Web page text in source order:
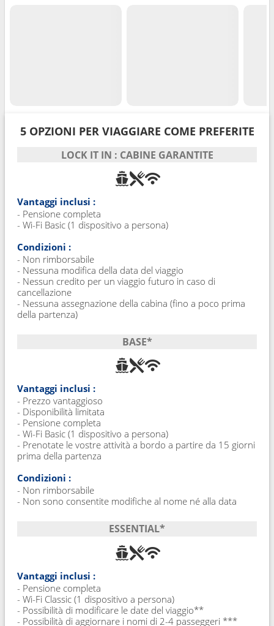
5 OPZIONI PER VIAGGIARE COME PREFERITE
LOCK IT IN : CABINE GARANTITE
Vantaggi inclusi :
- Pensione completa
- Wi-Fi Basic (1 dispositivo a persona)
Condizioni :
- Non rimborsabile
- Nessuna modifica della data del viaggio
- Nessun credito per un viaggio futuro in caso di
cancellazione
- Nessuna assegnazione della cabina (fino a poco prima
della partenza)
BASE*
Vantaggi inclusi :
- Prezzo vantaggioso
- Disponibilità limitata
- Pensione completa
- Wi-Fi Basic (1 dispositivo a persona)
- Prenotate le vostre attività a bordo a partire da 15 giorni
prima della partenza
Condizioni :
- Non rimborsabile
- Non sono consentite modifiche al nome né alla data
ESSENTIAL*
Vantaggi inclusi :
- Pensione completa
- Wi-Fi Classic (1 dispositivo a persona)
- Possibilità di modificare le date del viaggio**
- Possibilità di aggiornare i nomi di 2-4 passeggeri ***